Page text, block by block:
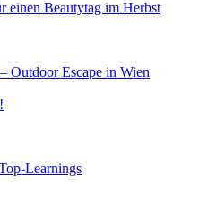
einen Beautytag im Herbst
Outdoor Escape in Wien
Learnings